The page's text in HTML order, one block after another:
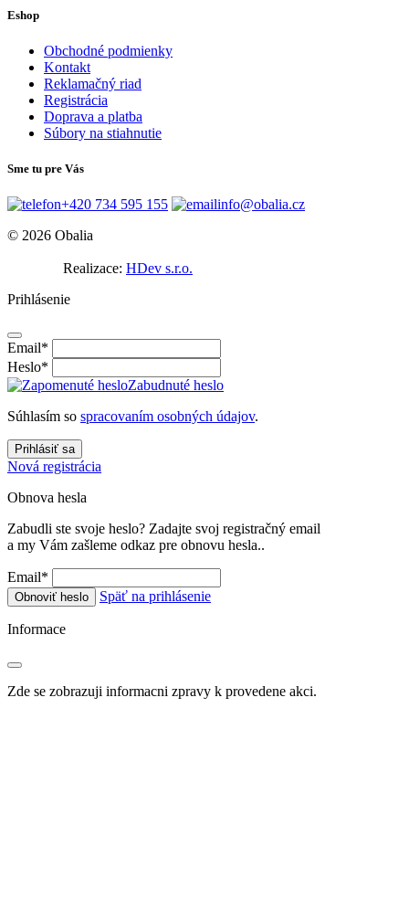
Eshop
Obchodné podmienky
Kontakt
Reklamačný riad
Registrácia
Doprava a platba
Súbory na stiahnutie
Sme tu pre Vás
+420 734 595 155
info@obalia.cz
© 2026 Obalia
Realizace: HDev s.r.o.
Prihlásenie
Email*
Heslo*
Zabudnuté heslo
Súhlasím so spracovaním osobných údajov.
Prihlásiť sa
Nová registrácia
Obnova hesla
Zabudli ste svoje heslo? Zadajte svoj registračný email
a my Vám zašleme odkaz pre obnovu hesla..
Email*
Obnoviť heslo Späť na prihlásenie
Informace
Zde se zobrazuji informacni zpravy k provedene akci.